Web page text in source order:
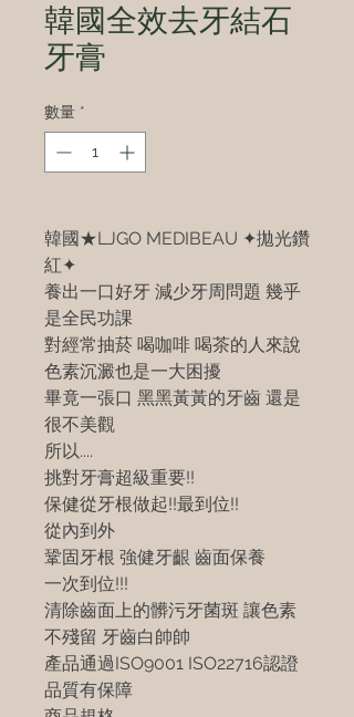
韓國全效去牙結石
牙膏
數量 *
韓國★LJGO MEDIBEAU ✦拋光鑽
紅✦
養出一口好牙 減少牙周問題 幾乎
是全民功課
對經常抽菸 喝咖啡 喝茶的人來說
色素沉澱也是一大困擾
畢竟一張口 黑黑黃黃的牙齒 還是
很不美觀
所以....
挑對牙膏超級重要!!
保健從牙根做起!!最到位!!
從內到外
鞏固牙根 強健牙齦 齒面保養
一次到位!!!
清除齒面上的髒污牙菌斑 讓色素
不殘留 牙齒白帥帥
產品通過ISO9001 ISO22716認證
品質有保障